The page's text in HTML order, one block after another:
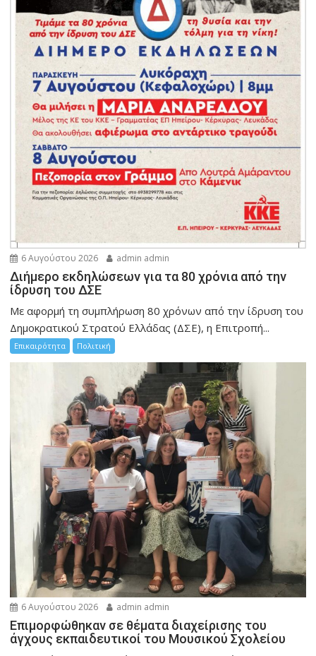
6 Αυγούστου 2026 admin admin
Διήμερο εκδηλώσεων για τα 80 χρόνια από την
ίδρυση του ΔΣΕ
Με αφορμή τη συμπλήρωση 80 χρόνων από την ίδρυση του
Δημοκρατικού Στρατού Ελλάδας (ΔΣΕ), η Επιτροπή...
Επικαιρότητα Πολιτική
6 Αυγούστου 2026 admin admin
Eπιμορφώθηκαν σε θέματα διαχείρισης του
άγχους εκπαιδευτικοί του Μουσικού Σχολείου